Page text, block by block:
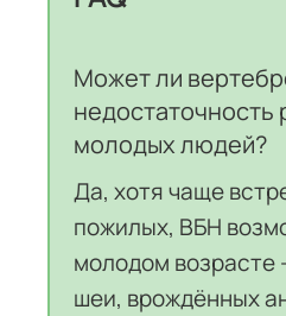
Может ли
недостаточность
молодых людей?
Да, хотя чаще
пожилых, ВБН
молодом возрасте
шеи, врождённых